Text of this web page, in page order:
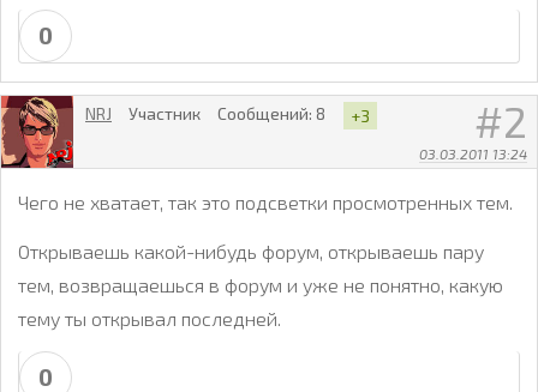
0
2
03.03.2011 13:24
NRJ Участник Сообщений: 8 +3
Чего не хватает, так это подсветки просмотренных тем.
Открываешь какой-нибудь форум, открываешь пару
тем, возвращаешься в форум и уже не понятно, какую
тему ты открывал последней.
0